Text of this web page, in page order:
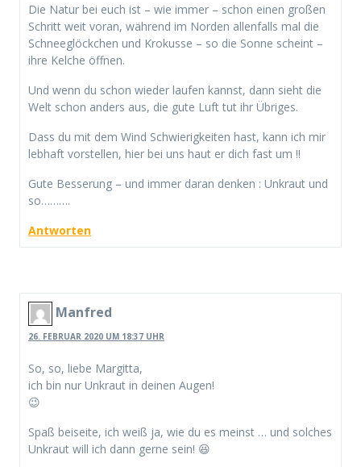
Die Natur bei euch ist – wie immer – schon einen großen
Schritt weit voran, während im Norden allenfalls mal die
Schneeglöckchen und Krokusse – so die Sonne scheint –
ihre Kelche öffnen.
Und wenn du schon wieder laufen kannst, dann sieht die
Welt schon anders aus, die gute Luft tut ihr Übriges.
Dass du mit dem Wind Schwierigkeiten hast, kann ich mir
lebhaft vorstellen, hier bei uns haut er dich fast um !!
Gute Besserung – und immer daran denken : Unkraut und
so……….
Antworten
Manfred
26. FEBRUAR 2020 UM 18:37 UHR
So, so, liebe Margitta,
ich bin nur Unkraut in deinen Augen!
😉
Spaß beiseite, ich weiß ja, wie du es meinst … und solches
Unkraut will ich dann gerne sein! 😆